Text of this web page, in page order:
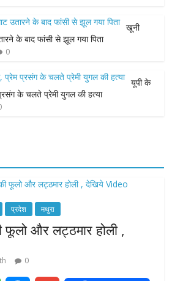
p
p
g
r
खूनी
के बाद फांसी से झूल गया पिता
0
यूपी के
के चलते प्रेमी युगल की हत्या
प्रदेश मथुरा
और लट्ठमार होली ,
0